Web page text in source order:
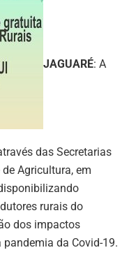
JAGUARÉ: A
das Secretarias
Agricultura, em
rurais do
dos impactos
da Covid-19.